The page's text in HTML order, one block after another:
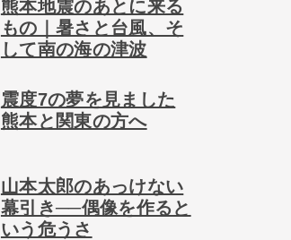
熊本地震のあとに来る
もの｜暑さと台風、そ
して南の海の津波
震度7の夢を見ました
熊本と関東の方へ
山本太郎のあっけない
幕引き──偶像を作ると
いう危うさ